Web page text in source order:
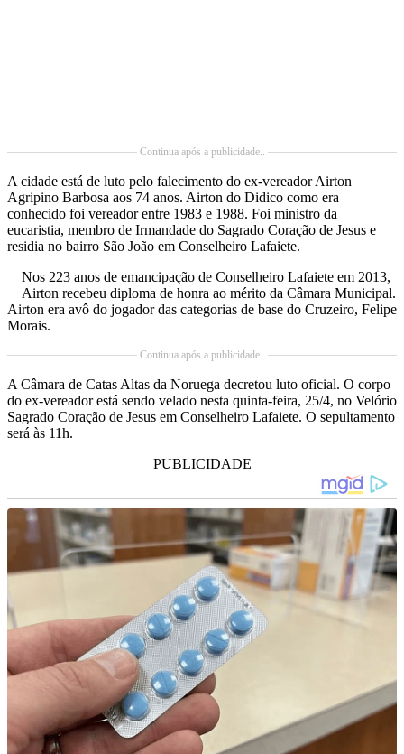
Continua após a publicidade..
A cidade está de luto pelo falecimento do ex-vereador Airton
Agripino Barbosa aos 74 anos. Airton do Didico como era
conhecido foi vereador entre 1983 e 1988. Foi ministro da
eucaristia, membro de Irmandade do Sagrado Coração de Jesus e
residia no bairro São João em Conselheiro Lafaiete.
Nos 223 anos de emancipação de Conselheiro Lafaiete em 2013,
Airton recebeu diploma de honra ao mérito da Câmara Municipal.
Airton era avô do jogador das categorias de base do Cruzeiro, Felipe
Morais.
Continua após a publicidade..
A Câmara de Catas Altas da Noruega decretou luto oficial. O corpo
do ex-vereador está sendo velado nesta quinta-feira, 25/4, no Velório
Sagrado Coração de Jesus em Conselheiro Lafaiete. O sepultamento
será às 11h.
PUBLICIDADE